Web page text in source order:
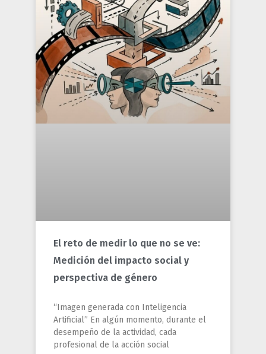
El reto de medir lo que no se ve:
Medición del impacto social y
perspectiva de género
“Imagen generada con Inteligencia
Artificial” En algún momento, durante el
desempeño de la actividad, cada
profesional de la acción social